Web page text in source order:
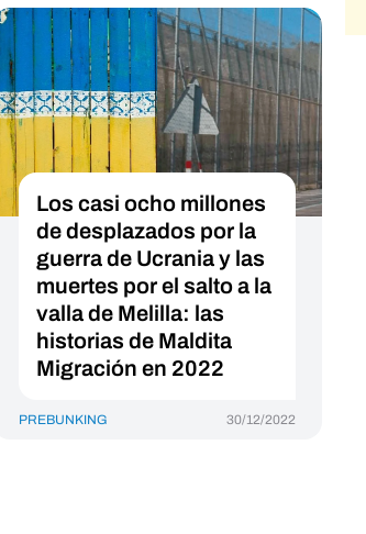
Los casi ocho millones
de desplazados por la
guerra de Ucrania y las
muertes por el salto a la
valla de Melilla: las
historias de Maldita
Migración en 2022
PREBUNKING 30/12/2022